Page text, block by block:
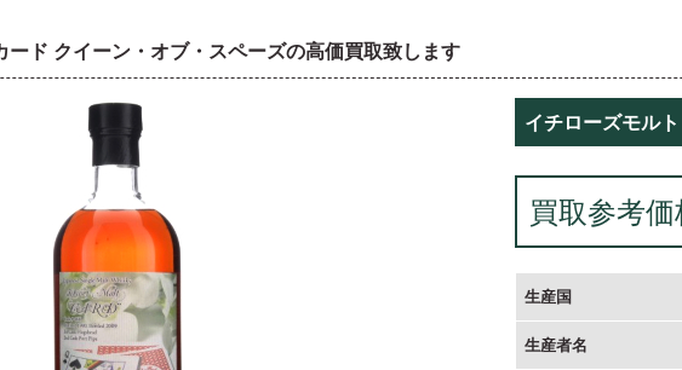
ード クイーン・オブ・スペーズの高価買取致します
イチローズモル
買取参考価
生産国
生産者名